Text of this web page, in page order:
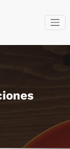
Colchonería
sofás Los
Fabricantes del descanso